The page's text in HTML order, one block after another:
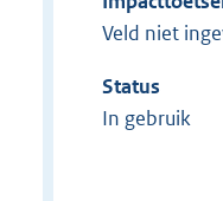
Veld niet
Status
In gebruik